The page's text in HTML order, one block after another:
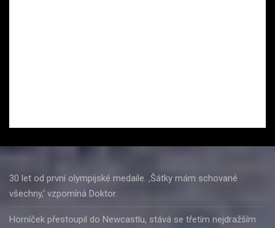
30 let od první olympijské medaile. ‚Šátky mám schované
všechny,‘ vzpomíná Doktor.
Horníček přestoupil do Newcastlu, stává se třetím nejdražším